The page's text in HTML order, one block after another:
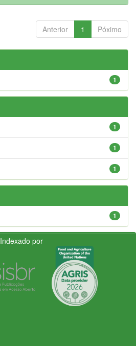
Anterior 1 Póximo
1
1
1
1
1
Indexado por